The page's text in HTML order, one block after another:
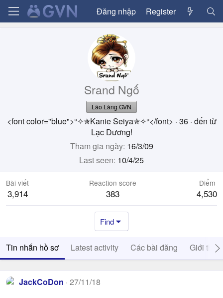
Đăng nhập Register
Srand Ngố
Lão Làng GVN
<font color="blue">°✧✯Kanie Seiya✯✧°</font> · 36 · đến từ
Lạc Dương!
Tham gia ngày 16/3/09
Last seen 10/4/25
Bài viết
3,914
Reaction score
383
Điểm
4,530
Find
Tin nhắn hồ sơ Latest activity Các bài đăng Giới thiệu
JackCoDon 27/11/18